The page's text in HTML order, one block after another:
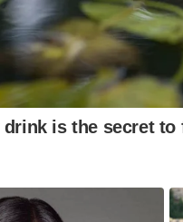
is the secret to